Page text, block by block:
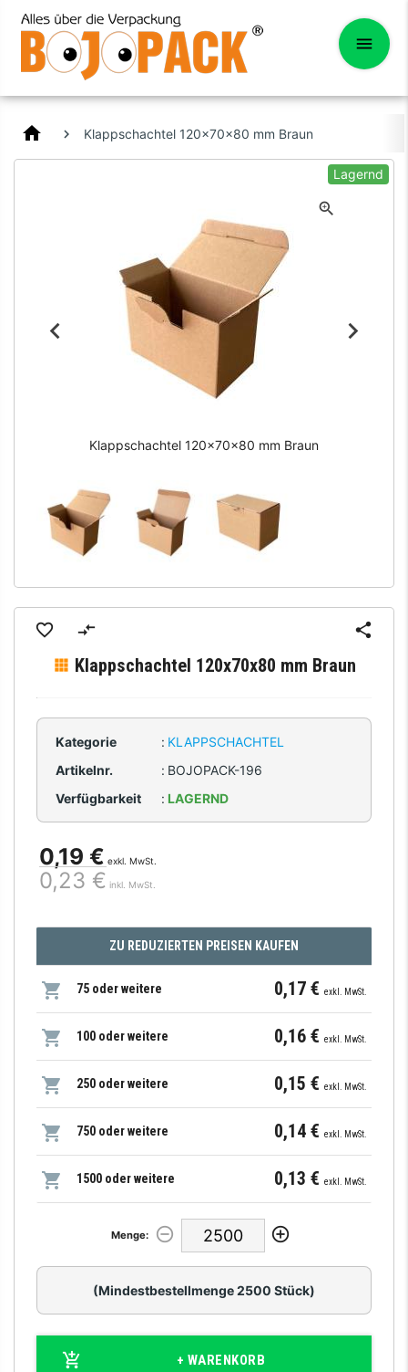
home Klappschachtel 120x70x80 mm Braun
Lagernd
Klappschachtel 120x70x80 mm Braun
Klappschachtel 120x70x80 mm Braun
Kategorie : KLAPPSCHACHTEL
Artikelnr.
: BOJOPACK-196
Verfügbarkeit
: LAGERND
0,19 € exkl. MwSt.
0,23 € inkl. MwSt.
ZU REDUZIERTEN PREISEN KAUFEN
75 oder weitere 0,17 €exkl. MwSt.
100 oder weitere 0,16 €exkl. MwSt.
250 oder weitere 0,15 €exkl. MwSt.
750 oder weitere 0,14 €exkl. MwSt.
1500 oder weitere 0,13 €exkl. MwSt.
Menge:
(Mindestbestellmenge 2500 Stück)
+ WARENKORB